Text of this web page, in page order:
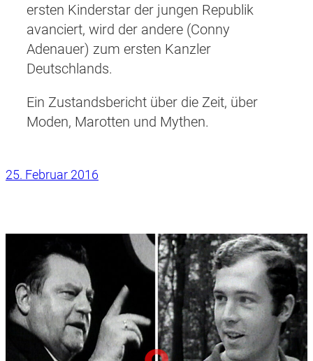
ersten Kinderstar der jungen Republik
avanciert, wird der andere (Conny
Adenauer) zum ersten Kanzler
Deutschlands.
Ein Zustandsbericht über die Zeit, über
Moden, Marotten und Mythen.
25. Februar 2016